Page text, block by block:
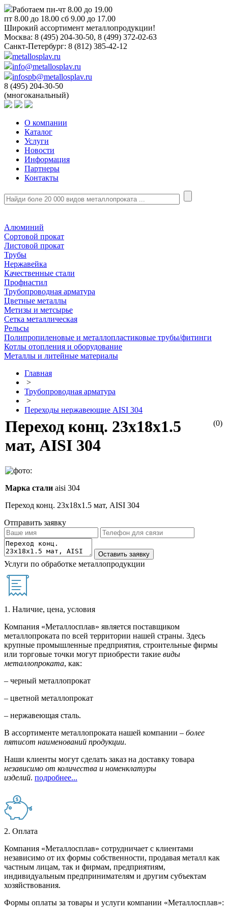
Работаем пн-чт 8.00 до 19.00
пт 8.00 до 18.00 сб 9.00 до 17.00
Широкий ассортимент металлопродукции!
Москва: 8 (495) 204-30-50, 8 (499) 372-02-63
Санкт-Петербург: 8 (812) 385-42-12
metallosplav.ru
info@metallosplav.ru
infospb@metallosplav.ru
8 (495) 204-30-50
(многоканальный)
О компании
Каталог
Услуги
Новости
Информация
Партнеры
Контакты
Алюминий
Сортовой прокат
Листовой прокат
Трубы
Нержавейка
Качественные стали
Профнастил
Трубопроводная арматура
Цветные металлы
Метизы и метсырье
Сетка металлическая
Рельсы
Полипропиленовые и металлопластиковые трубы/фитинги
Котлы отопления и оборудование
Металлы и литейные материалы
Главная
>
Трубопроводная арматура
>
Переходы нержавеющие AISI 304
(0)
Переход конц. 23х18х1.5
мат, AISI 304
Марка стали aisi 304
Переход конц. 23х18х1.5 мат, AISI 304
Отправить заявку
Услуги по обработке металлопродукции
1. Наличие, цена, условия
Компания «Металлосплав» является поставщиком
металлопроката по всей территории нашей страны. Здесь
крупные промышленные предприятия, строительные фирмы
или торговые точки могут приобрести такие виды
металлопроката, как:
– черный металлопрокат
– цветной металлопрокат
– нержавеющая сталь.
В ассортименте металлопроката нашей компании – более
пятисот наименований продукции.
Наши клиенты могут сделать заказ на доставку товара
независимо от количества и номенклатуры
изделий. подробнее...
2. Оплата
Компания «Металлосплав» сотрудничает с клиентами
независимо от их формы собственности, продавая металл как
частным лицам, так и фирмам, предприятиям,
индивидуальным предпринимателям и другим субъектам
хозяйствования.
Формы оплаты за товары и услуги компании «Металлосплав»: